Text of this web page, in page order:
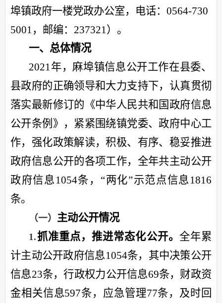
埠镇政府一楼党政办公室，电话： 0564-730
5001，邮编：237321）。
一、总体情况
2021年，麻埠镇信息公开工作在县委、
县政府的正确领导和大力支持下，认真贯彻
落实最新修订的《中华人民共和国政府信息
公开条例》，紧紧围绕镇党委、政府中心工
作，强化政策解读，积极、有序、稳妥推进
政府信息公开的各项工作，全年共主动公开
政府信息1054条，“两化”示范点信息1816
条。
（一） 主动公开情况
1.抓准重点，推进常态化公开。 全年累
计主动公开政府信息1054条，其中决策公开
信息23条，行政权力公开信息69条，财政资
金相关信息597条，应急管理77条，及时回